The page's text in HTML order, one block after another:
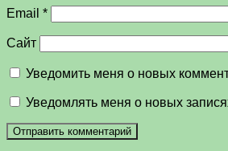
Email *
Сайт
Уведомить меня о новых
Уведомлять меня о новых